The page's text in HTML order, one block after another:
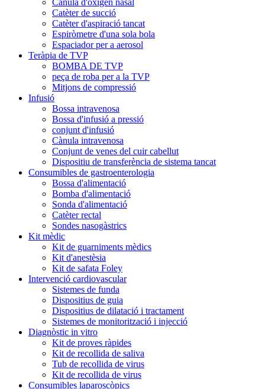
Catèter de succió
Catèter d'aspiració tancat
Espiròmetre d'una sola bola
Espaciador per a aerosol
Teràpia de TVP
BOMBA DE TVP
peça de roba per a la TVP
Mitjons de compressió
Infusió
Bossa intravenosa
Bossa d'infusió a pressió
conjunt d'infusió
Cànula intravenosa
Conjunt de venes del cuir cabellut
Dispositiu de transferència de sistema tancat
Consumibles de gastroenterologia
Bossa d'alimentació
Bomba d'alimentació
Sonda d'alimentació
Catèter rectal
Sondes nasogàstrics
Kit mèdic
Kit de guarniments mèdics
Kit d'anestèsia
Kit de safata Foley
Intervenció cardiovascular
Sistemes de funda
Dispositius de guia
Dispositius de dilatació i tractament
Sistemes de monitorització i injecció
Diagnòstic in vitro
Kit de proves ràpides
Kit de recollida de saliva
Tub de recollida de virus
Kit de recollida de virus
Consumibles laparoscòpics